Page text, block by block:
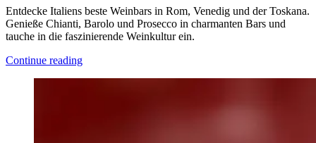
Entdecke Italiens beste Weinbars in Rom, Venedig und der Toskana.
Genieße Chianti, Barolo und Prosecco in charmanten Bars und
tauche in die faszinierende Weinkultur ein.
Continue reading